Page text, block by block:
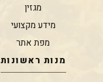
מגזין
מידע מקצועי
מפת אתר
מנות ראשונות